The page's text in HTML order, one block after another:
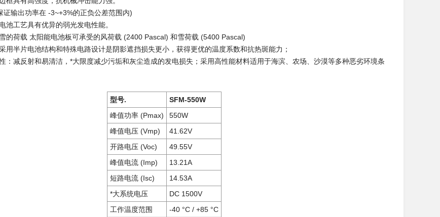
输出功率在 -3~+3%的正负公差范围内)
工艺具有优异的弱光发电性能。
的荷载 太阳能电池板可承受的风荷载 (2400 Pascal) 和雪荷载 (5400 Pascal)
用半片电池结构和特殊电路设计是阴影遮挡损失更小，获得更优的温度系数和抗热斑能力；
：减反射和易清洁，*大限度减少污垢和灰尘造成的发电损失；采用高性能材料适用于海滨、农场、沙漠等多种恶劣环境条
型号. SFM-550W
峰值功率 (Pmax) 550W
峰值电压 (Vmp) 41.62V
开路电压 (Voc) 49.55V
峰值电流 (Imp) 13.21A
短路电流 (Isc) 14.53A
*大系统电压
DC 1500V
工作温度范围
-40 °C / +85 °C